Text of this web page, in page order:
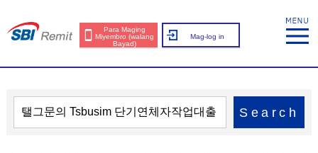
Para Maging
Miyembro (walang
Bayad)
Mag-log in
Search